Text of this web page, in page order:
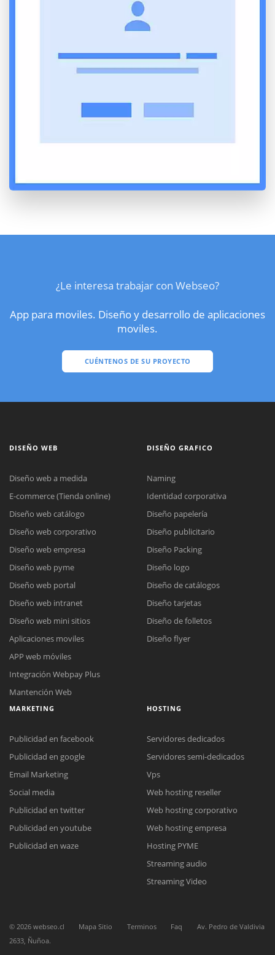
¿Le interesa trabajar con Webseo?
App para moviles. Diseño y desarrollo de aplicaciones
moviles.
CUÉNTENOS DE SU PROYECTO
Reunión online
Nuestros ejecutivos le enviarán un correo electrónico con el enlace a
Meet para la reunión online.
Cotización
Chat Online
Todos nuestros ejecutivos están fuera de línea. Complete el formulario
DISEÑO WEB
Diseño web a medida
E-commerce (Tienda online)
Diseño web catálogo
Diseño web corporativo
Diseño web empresa
Diseño web pyme
Diseño web portal
Diseño web intranet
Diseño web mini sitios
Aplicaciones moviles
APP web móviles
Integración Webpay Plus
Mantención Web
DISEÑO GRAFICO
Naming
Identidad corporativa
Diseño papelería
Diseño publicitario
Diseño Packing
Diseño logo
Diseño de catálogos
Diseño tarjetas
Diseño de folletos
Diseño flyer
MARKETING
Publicidad en facebook
Publicidad en google
Email Marketing
Social media
Publicidad en twitter
Publicidad en youtube
Publicidad en waze
HOSTING
Servidores dedicados
Servidores semi-dedicados
Vps
Web hosting reseller
Web hosting corporativo
Web hosting empresa
Hosting PYME
Streaming audio
Streaming Video
© 2026 webseo.cl Mapa Sitio Terminos Faq
Av. Pedro de Valdivia
2633, Ñuñoa.